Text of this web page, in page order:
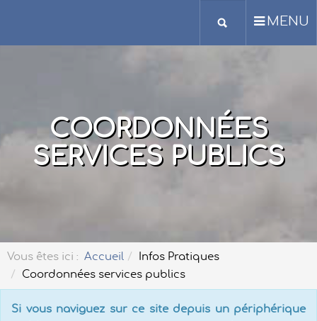
MENU
COORDONNÉES
SERVICES PUBLICS
Vous êtes ici : Accueil
Infos Pratiques
Coordonnées services publics
Si vous naviguez sur ce site depuis un périphérique